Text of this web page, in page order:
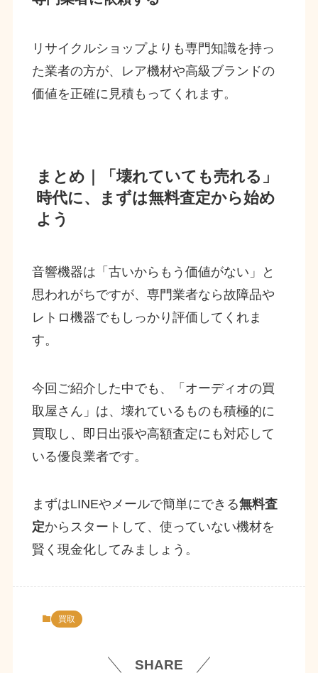
リサイクルショップよりも専門知識を持っ
た業者の方が、レア機材や高級ブランドの
価値を正確に見積もってくれます。
まとめ｜「壊れていても売れる」
時代に、まずは無料査定から始め
よう
音響機器は「古いからもう価値がない」と
思われがちですが、専門業者なら故障品や
レトロ機器でもしっかり評価してくれま
す。
今回ご紹介した中でも、「オーディオの買
取屋さん」は、壊れているものも積極的に
買取し、即日出張や高額査定にも対応して
いる優良業者です。
まずはLINEやメールで簡単にできる無料査
定からスタートして、使っていない機材を
賢く現金化してみましょう。
買取
SHARE